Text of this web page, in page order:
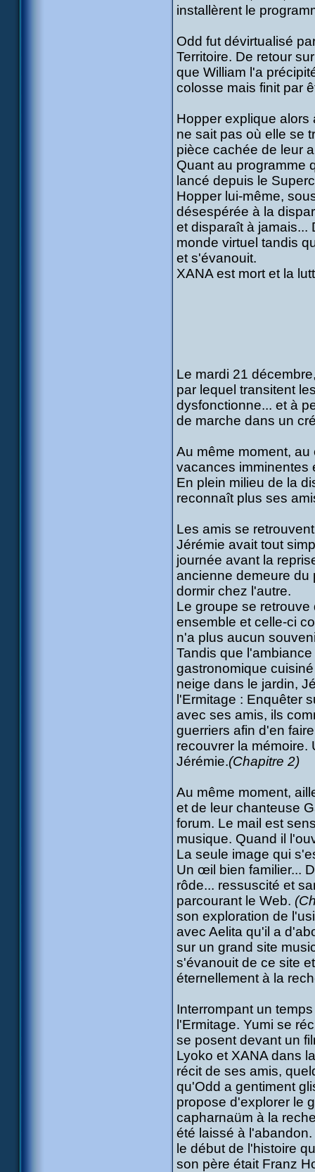
installèrent le
Odd fut dévirtualisé
Territoire. De retour
que William l'a
colosse mais finit par
Hopper explique alors
ne sait pas où elle se
pièce cachée de leur
Quant au programme
lancé depuis le
Hopper lui-même,
désespérée à la
et disparaît à jamais...
monde virtuel tandis
et s'évanouit.
XANA est mort et la
Le mardi 21
par lequel transitent
dysfonctionne... et à
de marche dans un
Au même moment,
vacances imminentes
En plein milieu de la
reconnaît plus ses
Les amis se
Jérémie avait tout
journée avant la
ancienne demeure du
dormir chez l'autre.
Le groupe se
ensemble et celle-ci
n'a plus aucun
Tandis que
gastronomique
neige dans le jardin,
l'Ermitage : Enquêter
avec ses amis, ils
guerriers afin d'en
recouvrer la mémoire.
Jérémie.(Chapitre 2)
Au même moment,
et de leur chanteuse
forum. Le mail est
musique. Quand il
La seule image qui
Un œil bien familier...
rôde... ressuscité et
parcourant le Web.
son exploration de
avec Aelita qu'il a
sur un grand site
s'évanouit de ce site
éternellement à la
Interrompant un
l'Ermitage. Yumi se
se posent devant un
Lyoko et XANA dans
récit de ses amis,
qu'Odd a gentiment
propose d'explorer le
capharnaüm à la
été laissé à
le début de l'histoire
son père était Franz